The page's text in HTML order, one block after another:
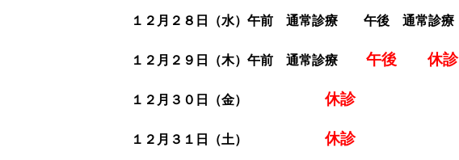
１２月２８日（水）午前 通常診療 午後 通常診療
１２月２９日（木）午前 通常診療 午後 休診
１２月３０日（金） 休診
１２月３１日（土） 休診